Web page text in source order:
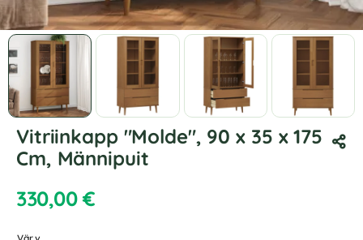
Vitriinkapp "Molde", 90 x 35 x 175
Cm, Männipuit
330,00€